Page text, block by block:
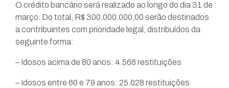
O crédito bancário será realizado ao longo do dia 31 de
março. Do total, R$ 300.000.000,00 serão destinados
a contribuintes com prioridade legal, distribuídos da
seguinte forma:
– Idosos acima de 80 anos: 4.566 restituições
– Idosos entre 60 e 79 anos: 25.028 restituições